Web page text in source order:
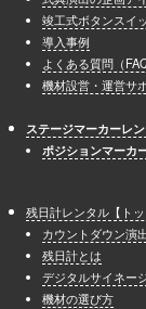
竣工式ボタンスイ
導入事例
よくある質問（FAQ
機材設営・運営サ
ステージマーカーレ
ポジションマーカ
残日計レンタル【トッ
カウントダウン演
残日計とは
デジタルサイネー
機材の選び方